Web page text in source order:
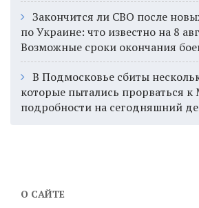
Закончится ли СВО после
по Украине: что известно на 8
Возможные сроки окончания
В Подмосковье сбиты
которые пытались прорваться к
подробности на сегодняшний
О САЙТЕ